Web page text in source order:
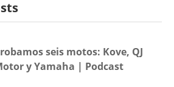
seis motos: Kove, QJ
y Yamaha | Podcast